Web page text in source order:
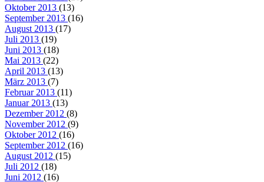
Oktober 2013 (13)
September 2013 (16)
August 2013 (17)
Juli 2013 (19)
Juni 2013 (18)
Mai 2013 (22)
April 2013 (13)
März 2013 (7)
Februar 2013 (11)
Januar 2013 (13)
Dezember 2012 (8)
November 2012 (9)
Oktober 2012 (16)
September 2012 (16)
August 2012 (15)
Juli 2012 (18)
Juni 2012 (16)